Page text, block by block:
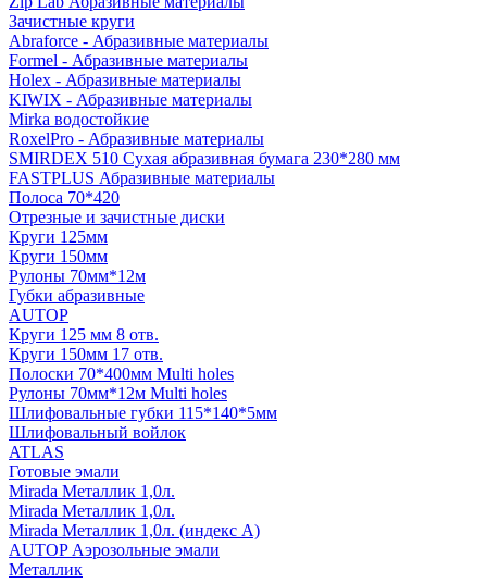
Зачистные круги
Abraforce - Абразивные материалы
Formel - Абразивные материалы
Holex - Абразивные материалы
KIWIX - Абразивные материалы
Mirka водостойкие
RoxelPro - Абразивные материалы
SMIRDEX 510 Сухая абразивная бумага 230*280 мм
FASTPLUS Абразивные материалы
Полоса 70*420
Отрезные и зачистные диски
Круги 125мм
Круги 150мм
Рулоны 70мм*12м
Губки абразивные
AUTOP
Круги 125 мм 8 отв.
Круги 150мм 17 отв.
Полоски 70*400мм Multi holes
Рулоны 70мм*12м Multi holes
Шлифовальные губки 115*140*5мм
Шлифовальный войлок
ATLAS
Готовые эмали
Mirada Металлик 1,0л.
Mirada Металлик 1,0л.
Mirada Металлик 1,0л. (индекс А)
AUTOP Аэрозольные эмали
Металлик